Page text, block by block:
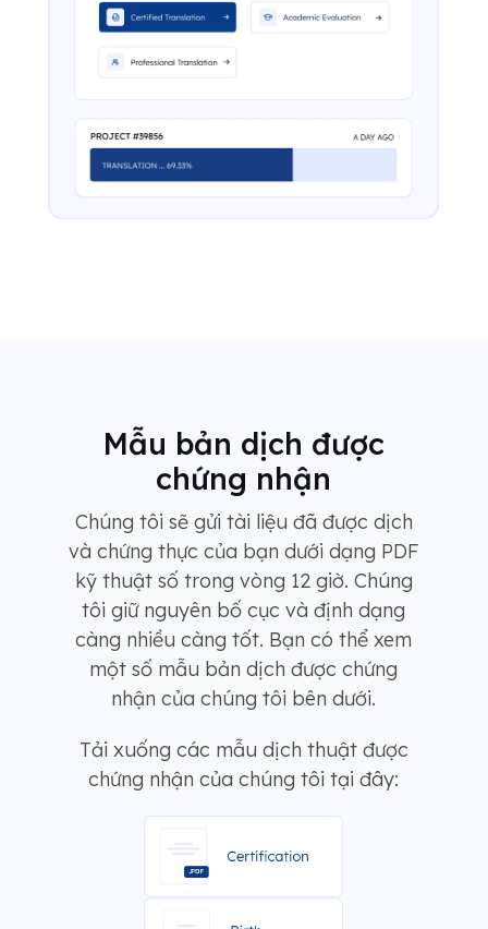
Mẫu bản dịch được
chứng nhận
Chúng tôi sẽ gửi tài liệu đã được dịch
và chứng thực của bạn dưới dạng PDF
kỹ thuật số trong vòng 12 giờ. Chúng
tôi giữ nguyên bố cục và định dạng
càng nhiều càng tốt. Bạn có thể xem
một số mẫu bản dịch được chứng
nhận của chúng tôi bên dưới.
Tải xuống các mẫu dịch thuật được
chứng nhận của chúng tôi tại đây: